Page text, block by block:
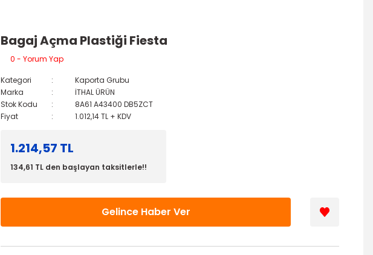
Bagaj Açma Plastiği Fiesta
0 - Yorum Yap
Kategori
Kaporta Grubu
Marka
İTHAL ÜRÜN
Stok Kodu
8A61 A43400 DB5ZCT
Fiyat
1.012,14 TL + KDV
1.214,57 TL
134,61 TL den başlayan taksitlerle!!
Gelince Haber Ver